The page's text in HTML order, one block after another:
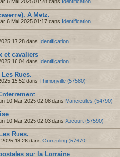
6 Mai 2025 01:28 dans Identification
A Metz.
6 Mai 2025 01:17 dans Identification
17:28 dans Identification
et cavaliers
16:04 dans Identification
Rues.
15:52 dans Thimonville (57580)
10 Mar 2025 02:08 dans Mancieulles (54790)
10 Mar 2025 02:03 dans Xocourt (57590)
Rues.
18:26 dans Guinzeling (57670)
sur la Lorraine